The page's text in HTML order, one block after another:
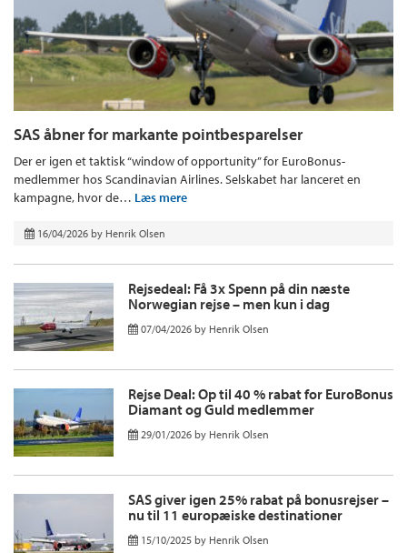
SAS åbner for markante pointbesparelser
Der er igen et taktisk “window of opportunity” for EuroBonus-
medlemmer hos Scandinavian Airlines. Selskabet har lanceret en
kampagne, hvor de… Læs mere
16/04/2026 by Henrik Olsen
Rejsedeal: Få 3x Spenn på din næste
Norwegian rejse – men kun i dag
07/04/2026 by Henrik Olsen
Rejse Deal: Op til 40 % rabat for EuroBonus
Diamant og Guld medlemmer
29/01/2026 by Henrik Olsen
SAS giver igen 25% rabat på bonusrejser –
nu til 11 europæiske destinationer
15/10/2025 by Henrik Olsen